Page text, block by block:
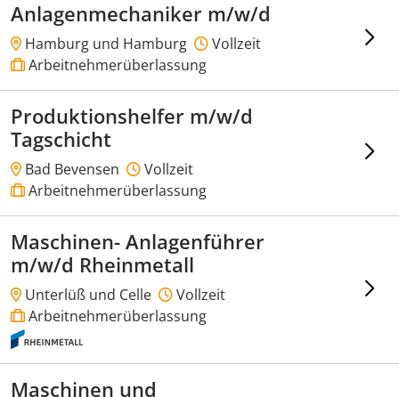
Anlagenmechaniker m/w/d
Hamburg und Hamburg
Vollzeit
Arbeitnehmerüberlassung
Produktionshelfer m/w/d
Tagschicht
Bad Bevensen
Vollzeit
Arbeitnehmerüberlassung
Maschinen- Anlagenführer
m/w/d Rheinmetall
Unterlüß und Celle
Vollzeit
Arbeitnehmerüberlassung
Maschinen und